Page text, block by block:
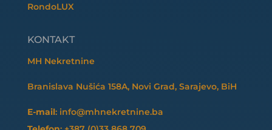
RondoLUX
KONTAKT
MH Nekretnine
Branislava Nušića 158A, Novi Grad, Sarajevo, BiH
E-mail: info@mhnekretnine.ba